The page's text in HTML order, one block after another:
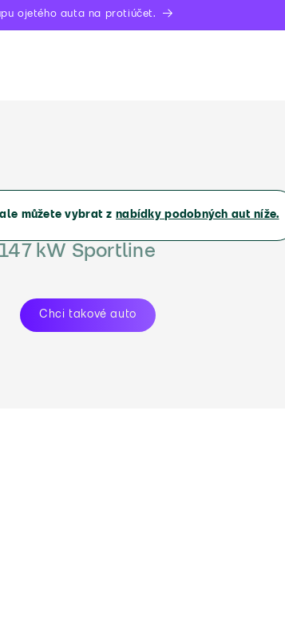
ojetého auta na protiúčet.
můžete vybrat z nabídky podobných aut níže.
kW Sportline
Chci takové auto